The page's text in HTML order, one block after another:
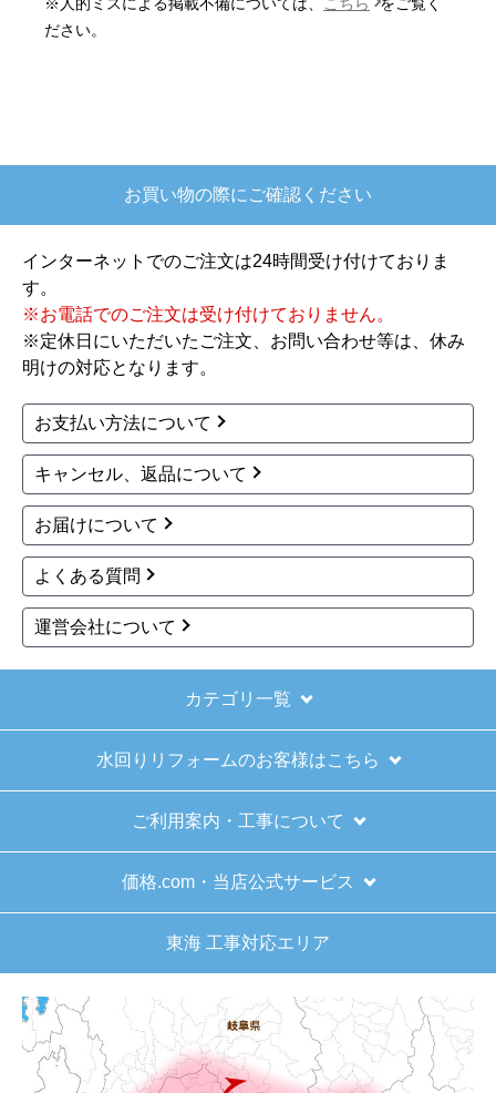
【注文からどのくらいで届きましたか？】
もあると思いますがあまりに早かったので少し驚
【その他感想・コメント】
ショップからの連絡もしっかりありましたし、商
できました。また機会があれば是非利用したいと
思います。
きょりけ
2025年11月9日 07:54
欲しい商品をスムーズに注文できましたか？
はい
予定の期日までに商品が届きましたか？
はい
【注文商品】給湯器 【注文時期】2025
年11月頃（モバイルから）
【このショップを選んだ理由は？】
キッチン混合栓に続いて2回目の利用です。価格が
リーズナブルで、HPの構成から見てしっかりして
ださい。
お買い物の際にご確認ください
インターネットでのご注文は24時間受け付けておりま
す。
※お電話でのご注文は受け付けておりません。
※定休日にいただいたご注文、お問い合わせ等は、休み
明けの対応となります。
お支払い方法について
キャンセル、返品について
お届けについて
よくある質問
運営会社について
カテゴリ一覧
水回りリフォームのお客様はこちら
ご利用案内・工事について
価格.com・当店公式サービス
東海 工事対応エリア